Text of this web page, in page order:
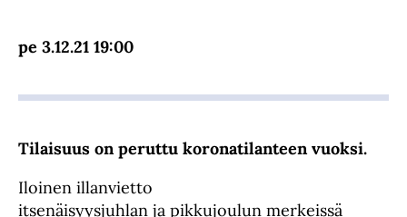
pe 3.12.21 19:00
Tilaisuus on peruttu koronatilanteen vuoksi.
Iloinen illanvietto
itsenäisyysjuhlan ja pikkujoulun merkeissä